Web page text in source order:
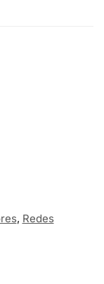
, Redes